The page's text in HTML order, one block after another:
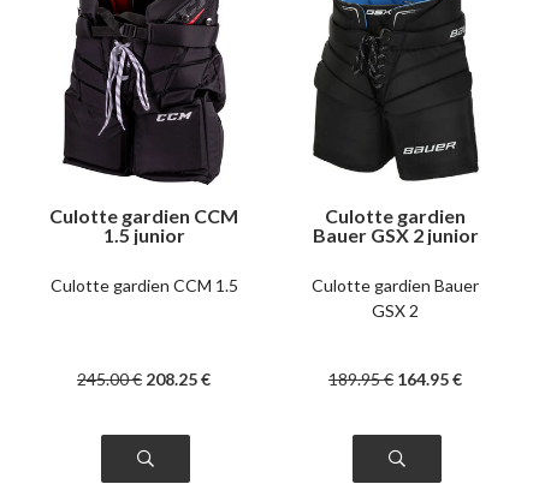
Culotte gardien CCM
1.5 junior
Culotte gardien CCM 1.5
245.00€ 208.25€
Culotte gardien
Bauer GSX 2 junior
Culotte gardien Bauer
GSX 2
189.95€ 164.95€